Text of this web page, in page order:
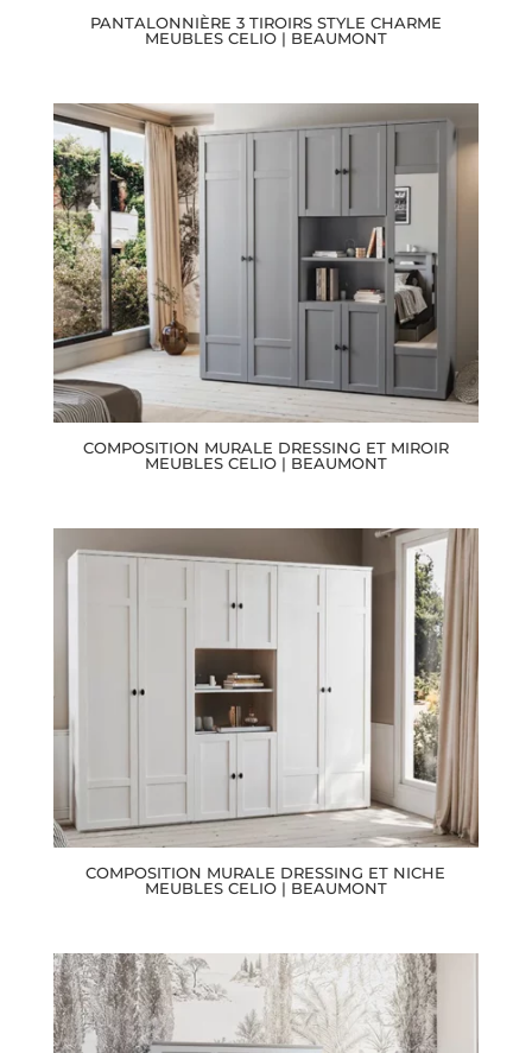
PANTALONNIÈRE 3 TIROIRS STYLE CHARME
MEUBLES CELIO | BEAUMONT
COMPOSITION MURALE DRESSING ET MIROIR
MEUBLES CELIO | BEAUMONT
COMPOSITION MURALE DRESSING ET NICHE
MEUBLES CELIO | BEAUMONT